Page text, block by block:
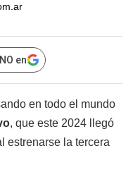
en
en todo el mundo
, que este 2024 llegó
estrenarse la tercera